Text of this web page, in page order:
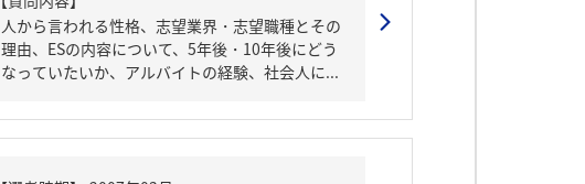
人から言われる性格、志望業界・志望職種とその
理由、ESの内容について、5年後・10年後にどう
なっていたいか、アルバイトの経験、社会人に...